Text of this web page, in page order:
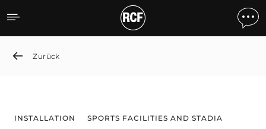
Das größte Stadion der
Zurück
INSTALLATION
SPORTS FACILITIES AND STADIA